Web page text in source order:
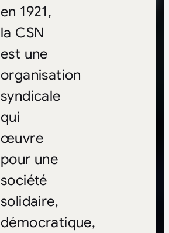
en 1921,
la CSN
est une
organisation
syndicale
qui
œuvre
pour une
société
solidaire,
démocratique,